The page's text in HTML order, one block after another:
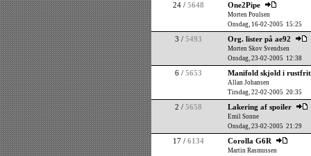
24 / 5648 One2Pipe
Morten Poulsen
Onsdag, 16-02-2005 15:25
3 / 5493 Org. lister på ae92
Morten Skov Svendsen
Onsdag, 23-02-2005 12:38
6 / 5653 Manifold skjold i
Allan Johansen
Tirsdag, 22-02-2005 20:35
2 / 5658 Lakering af spoiler
Emil Sonne
Onsdag, 23-02-2005 21:29
17 / 6134 Corolla G6R
Martin Rasmussen